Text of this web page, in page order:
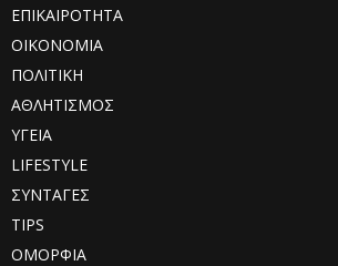
ΕΠΙΚΑΙΡΟΤΗΤΑ
ΟΙΚΟΝΟΜΙΑ
ΠΟΛΙΤΙΚΗ
ΑΘΛΗΤΙΣΜΟΣ
ΥΓΕΙΑ
LIFESTYLE
ΣΥΝΤΑΓΕΣ
TIPS
ΟΜΟΡΦΙΑ